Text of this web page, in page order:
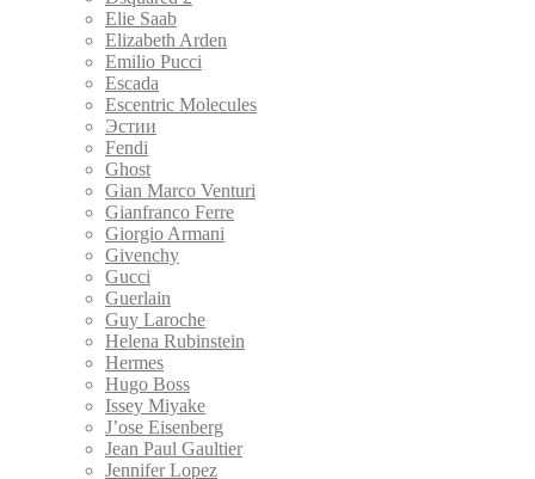
Elie Saab
Elizabeth Arden
Emilio Pucci
Escada
Escentric Molecules
Эстии
Fendi
Ghost
Gian Marco Venturi
Gianfranco Ferre
Giorgio Armani
Givenchy
Gucci
Guerlain
Guy Laroche
Helena Rubinstein
Hermes
Hugo Boss
Issey Miyake
J’ose Eisenberg
Jean Paul Gaultier
Jennifer Lopez